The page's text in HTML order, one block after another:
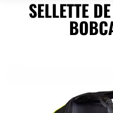
SELLETTE